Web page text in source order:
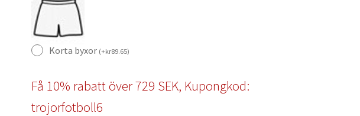
Korta byxor (+kr89.65)
Få 10% rabatt över 729 SEK, Kupongkod:
trojorfotboll6